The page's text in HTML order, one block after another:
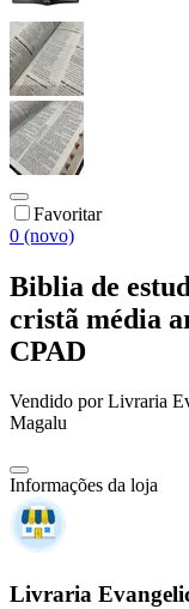
Favoritar
0 (novo)
Biblia de
cristã média
CPAD
Vendido porLivraria
Magalu
Informações da loja
Livraria